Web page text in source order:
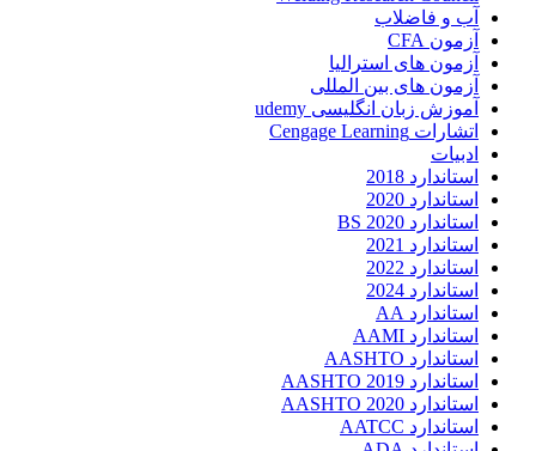
آب و فاضلاب
آزمون CFA
آزمون های استرالیا
آزمون های بین المللی
آموزش زبان انگلیسی udemy
اتشارات Cengage Learning
ادبیات
استاندارد 2018
استاندارد 2020
استاندارد 2020 BS
استاندارد 2021
استاندارد 2022
استاندارد 2024
استاندارد AA
استاندارد AAMI
استاندارد AASHTO
استاندارد AASHTO 2019
استاندارد AASHTO 2020
استاندارد AATCC